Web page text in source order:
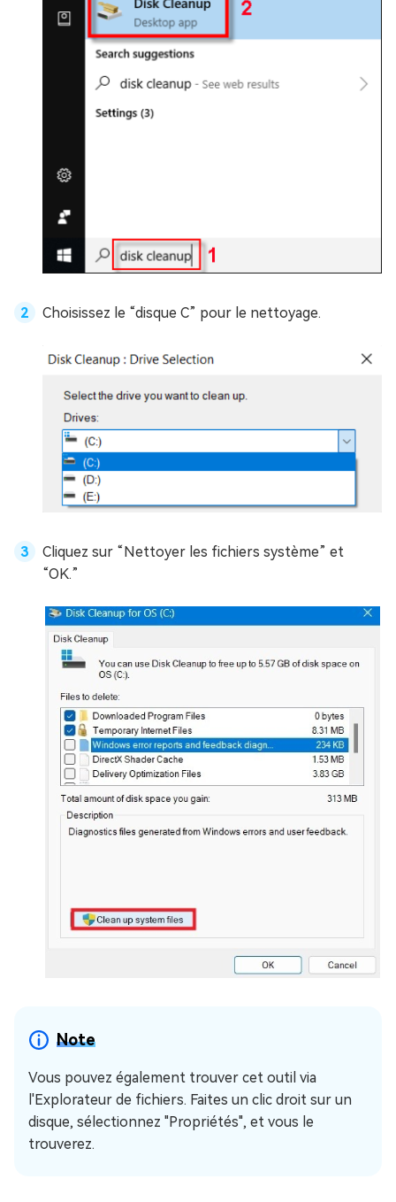
Choisissez le “disque C” pour le nettoyage.
Cliquez sur “Nettoyer les fichiers système” et
“OK.”
Note
Vous pouvez également trouver cet outil via
l'Explorateur de fichiers. Faites un clic droit sur un
disque, sélectionnez "Propriétés", et vous le
trouverez.